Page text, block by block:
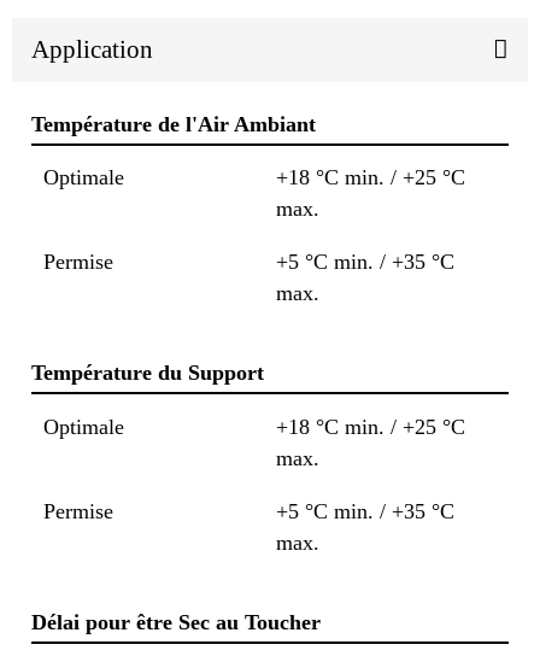
Application
Température de l'Air Ambiant
Optimale
+18 °C min. / +25 °C
max.
Permise
+5 °C min. / +35 °C
max.
Température du Support
Optimale
+18 °C min. / +25 °C
max.
Permise
+5 °C min. / +35 °C
max.
Délai pour être Sec au Toucher